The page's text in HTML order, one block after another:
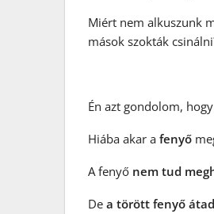
Miért nem alkuszunk
mások szokták
Én azt gondolom, hogy
Hiába akar a fenyő
A fenyő nem tud
De a törött fenyő